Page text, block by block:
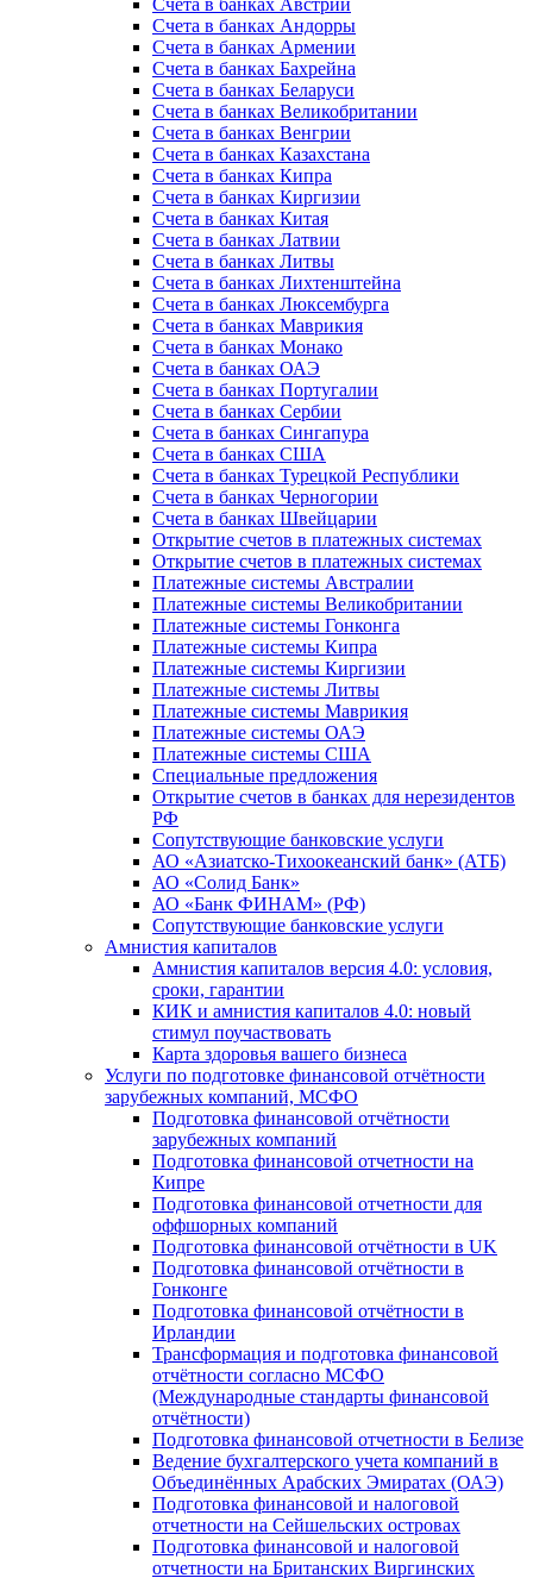
Счета в банках Австрии
Счета в банках Андорры
Счета в банках Армении
Счета в банках Бахрейна
Счета в банках Беларуси
Счета в банках Великобритании
Счета в банках Венгрии
Счета в банках Казахстана
Счета в банках Кипра
Счета в банках Киргизии
Счета в банках Китая
Счета в банках Латвии
Счета в банках Литвы
Счета в банках Лихтенштейна
Счета в банках Люксембурга
Счета в банках Маврикия
Счета в банках Монако
Счета в банках ОАЭ
Счета в банках Португалии
Счета в банках Сербии
Счета в банках Сингапура
Счета в банках США
Счета в банках Турецкой Республики
Счета в банках Черногории
Счета в банках Швейцарии
Открытие счетов в платежных системах
Открытие счетов в платежных системах
Платежные системы Австралии
Платежные системы Великобритании
Платежные системы Гонконга
Платежные системы Кипра
Платежные системы Киргизии
Платежные системы Литвы
Платежные системы Маврикия
Платежные системы ОАЭ
Платежные системы США
Специальные предложения
Открытие счетов в банках для нерезидентов
РФ
Сопутствующие банковские услуги
АО «Азиатско-Тихоокеанский банк» (АТБ)
АО «Солид Банк»
АО «Банк ФИНАМ» (РФ)
Сопутствующие банковские услуги
Амнистия капиталов
Амнистия капиталов версия 4.0: условия,
сроки, гарантии
КИК и амнистия капиталов 4.0: новый
стимул поучаствовать
Карта здоровья вашего бизнеса
Услуги по подготовке финансовой отчётности
зарубежных компаний, МСФО
Подготовка финансовой отчётности
зарубежных компаний
Подготовка финансовой отчетности на
Кипре
Подготовка финансовой отчетности для
оффшорных компаний
Подготовка финансовой отчётности в UK
Подготовка финансовой отчётности в
Гонконге
Подготовка финансовой отчётности в
Ирландии
Трансформация и подготовка финансовой
отчётности согласно МСФО
(Международные стандарты финансовой
отчётности)
Подготовка финансовой отчетности в Белизе
Ведение бухгалтерского учета компаний в
Объединённых Арабских Эмиратах (ОАЭ)
Подготовка финансовой и налоговой
отчетности на Сейшельских островах
Подготовка финансовой и налоговой
отчетности на Британских Виргинских